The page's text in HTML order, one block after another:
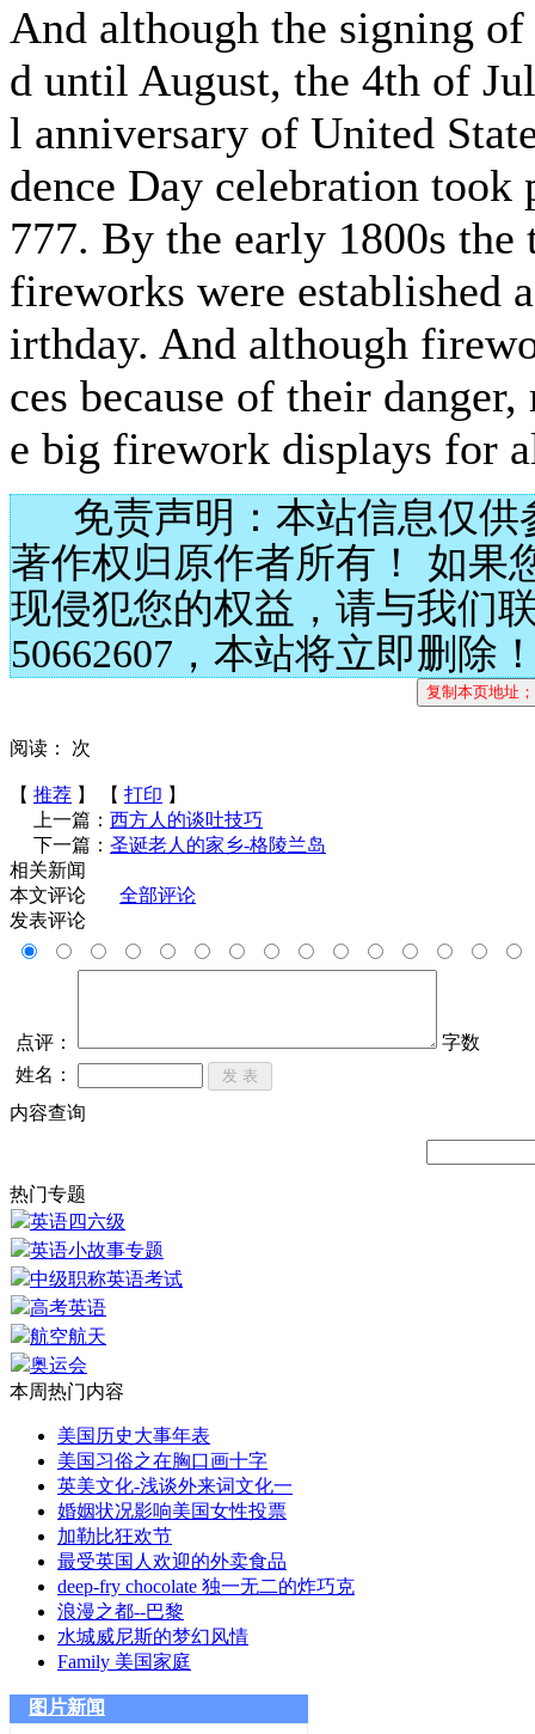
And although the signing
d until August, the 4th of
l anniversary of United
dence Day celebration
777. By the early 1800s
fireworks were established
irthday. And although
ces because of their
e big firework displays for
免责声明：本站信息仅供
著作权归原作者所有！ 如果
现侵犯您的权益，请与我们
50662607，本站将立即删除
阅读： 次
【 推荐 】 【 打印 】
上一篇： 西方人的谈吐技巧
下一篇： 圣诞老人的家乡-格陵兰岛
相关新闻
本文评论
全部评论
发表评论
点评：
字数
姓名：
内容查询
热门专题
英语四六级
英语小故事专题
中级职称英语考试
高考英语
航空航天
奥运会
本周热门内容
美国历史大事年表
美国习俗之在胸口画十字
英美文化-浅谈外来词文化一
婚姻状况影响美国女性投票
加勒比狂欢节
最受英国人欢迎的外卖食品
deep-fry chocolate 独一无二的炸巧克
浪漫之都--巴黎
水城威尼斯的梦幻风情
Family 美国家庭
图片新闻